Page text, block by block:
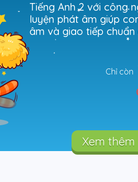
Tiếng Anh 2 với công
luyện phát âm giúp
âm và giao tiếp chuẩn
Chỉ còn
Xem thêm